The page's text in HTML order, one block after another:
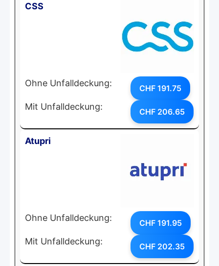
CSS
Ohne Unfalldeckung: CHF 191.75
Mit Unfalldeckung: CHF 206.65
Atupri
Ohne Unfalldeckung: CHF 191.95
Mit Unfalldeckung: CHF 202.35